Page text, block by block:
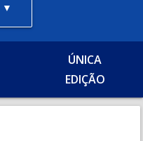
ÚNICA
EDIÇÃO